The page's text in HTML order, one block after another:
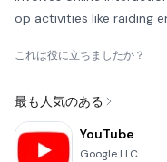
op activities like raiding
これは役に立ちましたか？
最も人気のある
YouTube
Google LLC